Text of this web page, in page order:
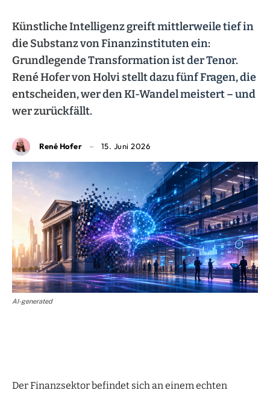
Künstliche Intelligenz greift mittlerweile tief in
die Substanz von Finanzinstituten ein:
Grundlegende Transformation ist der Tenor.
René Hofer von Holvi stellt dazu fünf Fragen, die
entscheiden, wer den KI-Wandel meistert – und
wer zurückfällt.
René Hofer 15. Juni 2026
AI-generated
Der Finanzsektor befindet sich an einem echten